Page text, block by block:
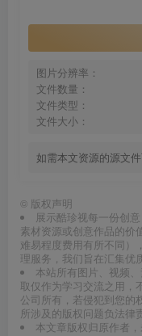
图片分辨率：
文件数量：
文件类型：
文件大小：
如需本文资源的源文
© 版权声明
展示酷珍视每一份创
素材资源或创意作品的价
难易程度费用有所不同）
理服务，我们旨在汇集优
本站所有图片、视频
取仅作为学习交流之用，
公司所有，若侵犯到您的
所涉及的版权问题负法律
本文章版权归原作者，